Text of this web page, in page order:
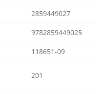
2859449027
9782859449025
118651-09
201